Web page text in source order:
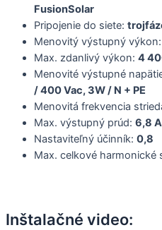
FusionSolar
Pripojenie do siete:
Menovitý výstupný výkon:
Max. zdanlivý výkon: 4
Menovité výstupné
/ 400 Vac, 3W / N + PE
Menovitá frekvencia
Max. výstupný prúd: 6,8 A
Nastaviteľný účinník: 0,8
Max. celkové harmonické
Inštalačné video: